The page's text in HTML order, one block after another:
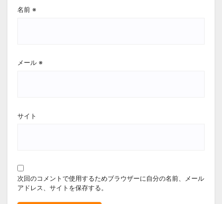
名前 ※
メール ※
サイト
次回のコメントで使用するためブラウザーに自分の名前、メール
アドレス、サイトを保存する。